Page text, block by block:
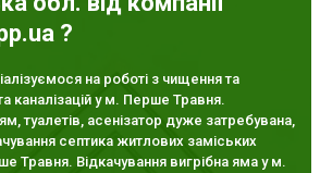
?
на роботі з чищення та
каналізацій у м. Перше Травня.
туалетів, асенізатор дуже затребувана,
септика житлових заміських
Травня. Відкачування вигрібна яма у м.